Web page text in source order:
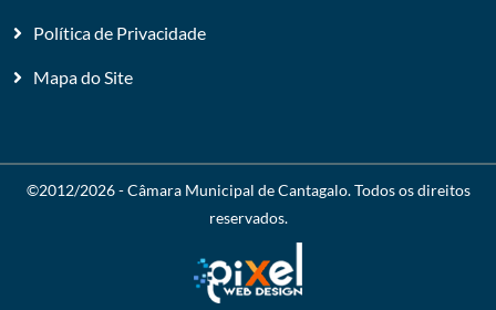
Política de Privacidade
Mapa do Site
©2012/2026 -Câmara Municipal de Cantagalo. Todos os direitos
reservados.